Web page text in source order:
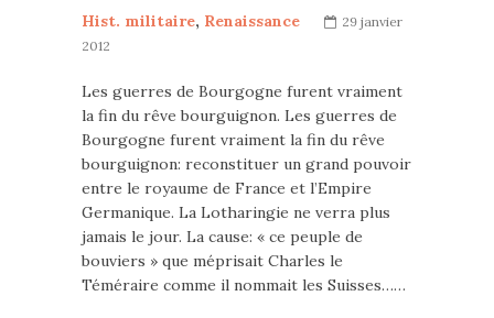
Hist. militaire, Renaissance
29 janvier
2012
Les guerres de Bourgogne furent vraiment
la fin du rêve bourguignon. Les guerres de
Bourgogne furent vraiment la fin du rêve
bourguignon: reconstituer un grand pouvoir
entre le royaume de France et l’Empire
Germanique. La Lotharingie ne verra plus
jamais le jour. La cause: « ce peuple de
bouviers » que méprisait Charles le
Téméraire comme il nommait les Suisses……